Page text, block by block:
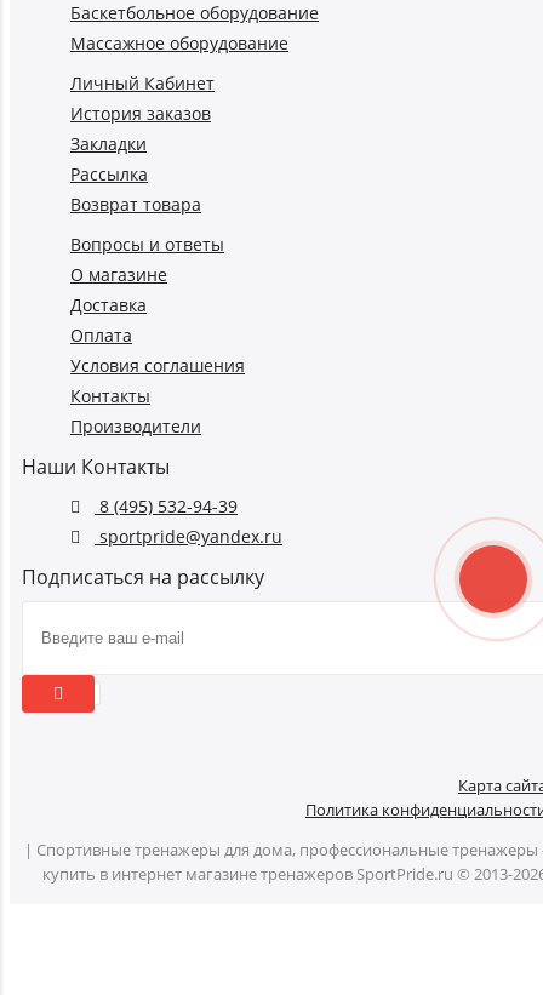
Баскетбольное оборудование
Массажное оборудование
Личный Кабинет
История заказов
Закладки
Рассылка
Возврат товара
Вопросы и ответы
О магазине
Доставка
Оплата
Условия соглашения
Контакты
Производители
Наши Контакты
8 (495) 532-94-39
sportpride@yandex.ru
Подписаться на рассылку
Карта
Политика
| Спортивные тренажеры для дома, профессиональные тренажеры
купить в интернет магазине тренажеров SportPride.ru © 2013-